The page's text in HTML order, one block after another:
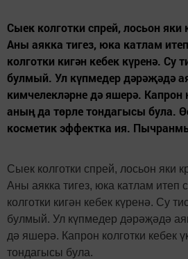
Сыек колготки спрей, лосьон
Аны аякка тигез, юка катлам
колготки кигән кебек күренә. Су
булмый. Ул күпмедер дәрәҗәдә
кимчелекләрне дә яшерә. Кап­рон
аның да төрле тондагысы була.
косметик эффектка ия.
Сыек колготки спрей, лосьон яки
Аны аякка тигез, юка катлам
колготки кигән кебек күренә. Су
булмый. Ул күпмедер дәрәҗәдә
дә яшерә. Кап­рон колготки кебек
тондагысы була.